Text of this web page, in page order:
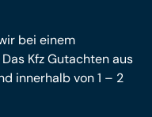
bei einem
Kfz Gutachten aus
innerhalb von 1 – 2